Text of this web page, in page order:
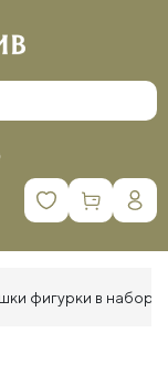
0
фигурки в